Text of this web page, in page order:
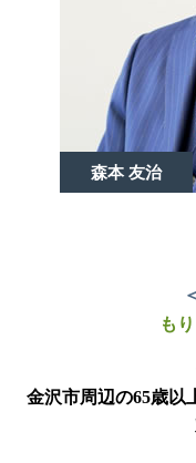
森本 友治
も
金沢市周辺の65歳以